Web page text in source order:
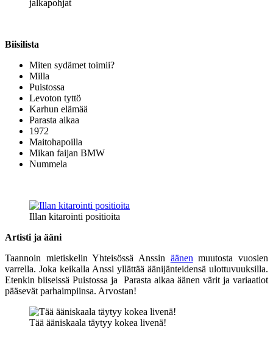
jalkapohjat
Biisilista
Miten sydämet toimii?
Milla
Puistossa
Levoton tyttö
Karhun elämää
Parasta aikaa
1972
Maitohapoilla
Mikan faijan BMW
Nummela
Illan kitarointi positioita
Artisti ja ääni
Taannoin mietiskelin Yhteisössä Anssin äänen muutosta vuosien
varrella. Joka keikalla Anssi yllättää äänijänteidensä ulottuvuuksilla.
Etenkin biiseissä Puistossa ja Parasta aikaa äänen värit ja variaatiot
pääsevät parhaimpiinsa. Arvostan!
Tää ääniskaala täytyy kokea livenä!